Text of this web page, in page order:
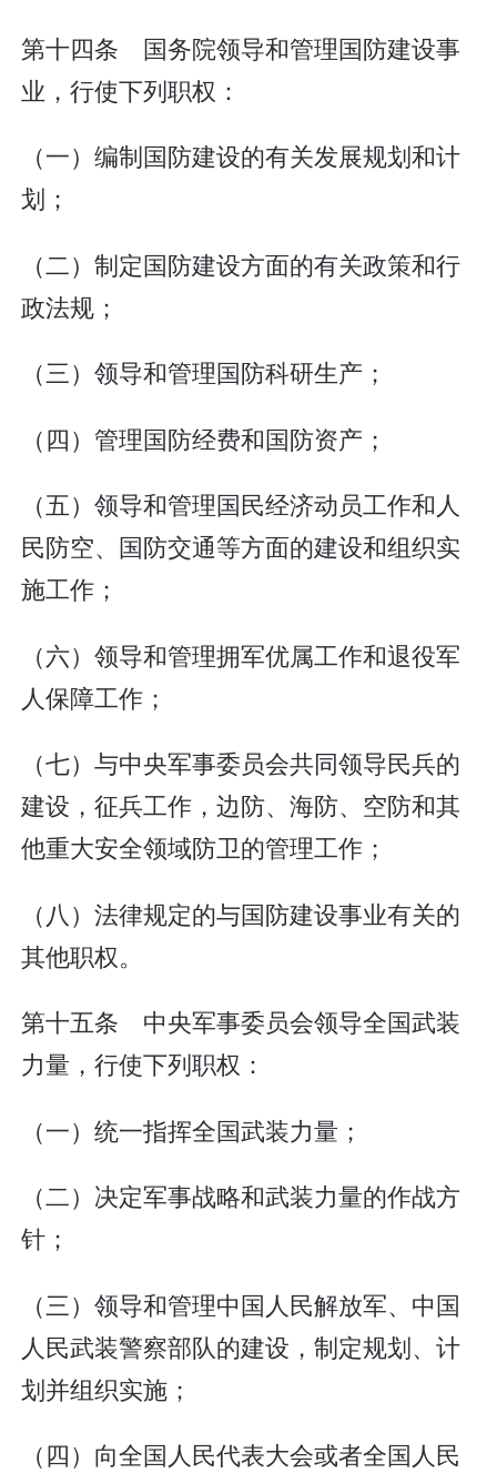
第十四条 国务院领导和管理国防建设事
业，行使下列职权：
（一）编制国防建设的有关发展规划和计
划；
（二）制定国防建设方面的有关政策和行
政法规；
（三）领导和管理国防科研生产；
（四）管理国防经费和国防资产；
（五）领导和管理国民经济动员工作和人
民防空、国防交通等方面的建设和组织实
施工作；
（六）领导和管理拥军优属工作和退役军
人保障工作；
（七）与中央军事委员会共同领导民兵的
建设，征兵工作，边防、海防、空防和其
他重大安全领域防卫的管理工作；
（八）法律规定的与国防建设事业有关的
其他职权。
第十五条 中央军事委员会领导全国武装
力量，行使下列职权：
（一）统一指挥全国武装力量；
（二）决定军事战略和武装力量的作战方
针；
（三）领导和管理中国人民解放军、中国
人民武装警察部队的建设，制定规划、计
划并组织实施；
（四）向全国人民代表大会或者全国人民